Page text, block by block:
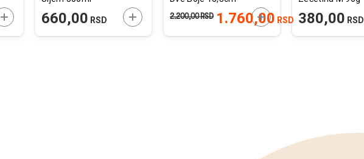
DODAJTE U KORPU
660,00 RSD DODAJTE U KORPU 1.760,00 RSD
2.200,00RSD DODAJTE U KORPU
380,00 RSD